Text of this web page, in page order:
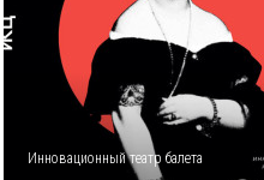
Инновационный театр балета